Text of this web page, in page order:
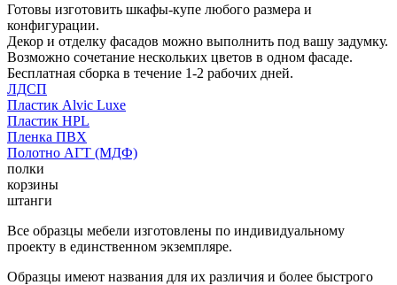
Готовы изготовить шкафы-купе любого размера и
конфигурации.
Декор и отделку фасадов можно выполнить под вашу задумку.
Возможно сочетание нескольких цветов в одном фасаде.
Бесплатная сборка в течение 1-2 рабочих дней.
ЛДСП
Пластик Alvic Luxe
Пластик HPL
Пленка ПВХ
Полотно АГТ (МДФ)
полки
корзины
штанги
Все образцы мебели изготовлены по индивидуальному
проекту в единственном экземпляре.
Образцы имеют названия для их различия и более быстрого